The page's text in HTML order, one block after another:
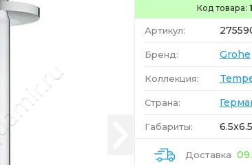
Код товара:
Артикул:
Бренд: Grohe
Коллекция:
Страна:
Габариты:
Доставка